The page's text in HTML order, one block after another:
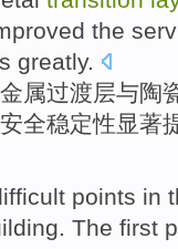
the
greatly.
金属过渡层与陶
安全稳定性显著
points in
. The first